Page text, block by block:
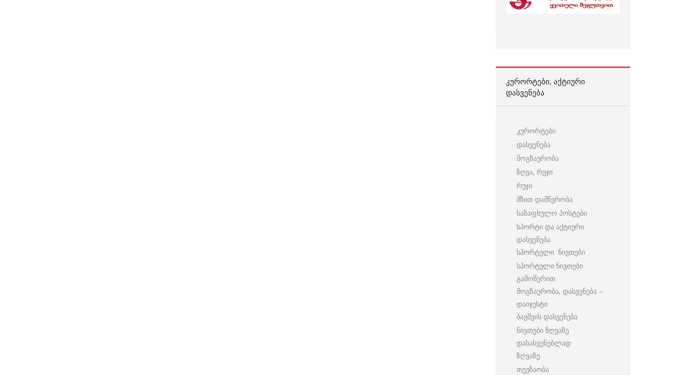
ᲙᲣᲠᲝᲠᲢᲔᲑᲘ, ᲐᲥᲢᲘᲣᲠᲘ
ᲓᲐᲡᲕᲔᲜᲔᲑᲐ
კურორტები
დასვენება
მოგზაურობა
ზღვა, რუჯი
რუჯი
მზით დამწვრობა
საზაფხულო პოსტები
სპორტი და აქტიური
დასვენება
სპორტული ნივთები
სპორტული ნივთები
გამოწერით
მოგზაურობა, დასვენება –
დაიჯესტი
ბავშვის დასვენება
ნივთები ზღვაზე
დასასვენებლად
ზღვაზე
თევზაობა